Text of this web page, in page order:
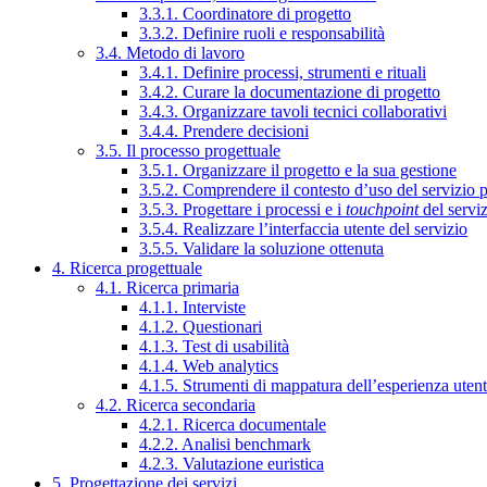
3.3.1. Coordinatore di progetto
3.3.2. Definire ruoli e responsabilità
3.4. Metodo di lavoro
3.4.1. Definire processi, strumenti e rituali
3.4.2. Curare la documentazione di progetto
3.4.3. Organizzare tavoli tecnici collaborativi
3.4.4. Prendere decisioni
3.5. Il processo progettuale
3.5.1. Organizzare il progetto e la sua gestione
3.5.2. Comprendere il contesto d’uso del servizio
3.5.3. Progettare i processi e i touchpointdel
3.5.4. Realizzare l’interfaccia utente del servizio
3.5.5. Validare la soluzione ottenuta
4. Ricerca progettuale
4.1. Ricerca primaria
4.1.1. Interviste
4.1.2. Questionari
4.1.3. Test di usabilità
4.1.4. Web analytics
4.1.5. Strumenti di mappatura dell’esperienza
4.2. Ricerca secondaria
4.2.1. Ricerca documentale
4.2.2. Analisi benchmark
4.2.3. Valutazione euristica
5. Progettazione dei servizi